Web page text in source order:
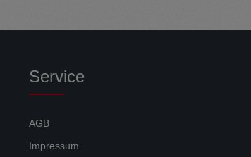
Service
AGB
Impressum